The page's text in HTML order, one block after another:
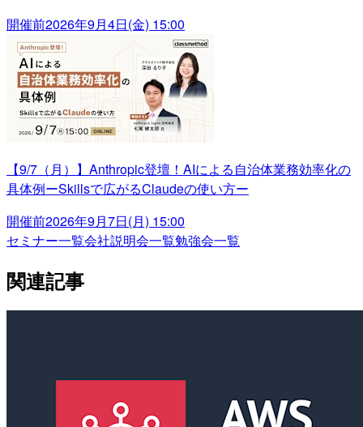
開催前2026年9月4日(金) 15:00
【9/7（月）】Anthropic登壇！AIによる自治体業務効率化の
具体例ーSkillsで広がるClaudeの使い方ー
開催前2026年9月7日(月) 15:00
セミナー一覧会社説明会一覧勉強会一覧
関連記事